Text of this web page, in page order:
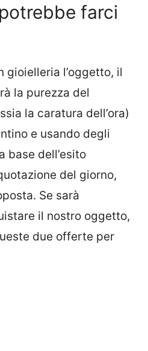
farci
gioielleria l’oggetto, il
la purezza del
la caratura dell’ora)
e usando degli
base dell’esito
del giorno,
Se sarà
il nostro oggetto,
due offerte per